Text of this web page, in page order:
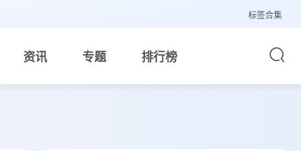
标签合集
资讯 专题 排行榜